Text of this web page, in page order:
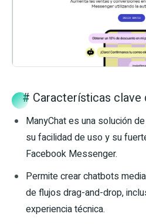
# Características clave
ManyChat es una solución
su facilidad de uso y su
Facebook Messenger.
Permite crear chatbots
de flujos drag-and-drop,
experiencia técnica.